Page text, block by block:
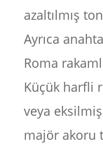
azaltılmış
Ayrıca
Roma
Küçük harfli
veya
majör akoru